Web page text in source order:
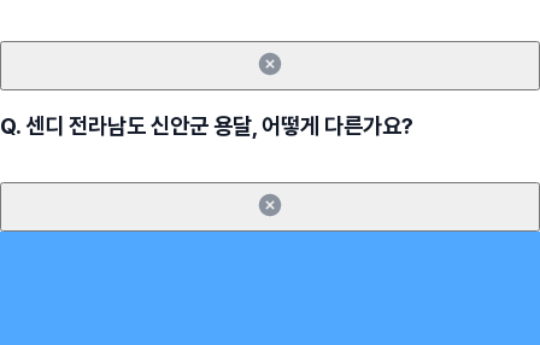
Q.센디 전라남도 신안군 용달, 어떻게 다른가요?